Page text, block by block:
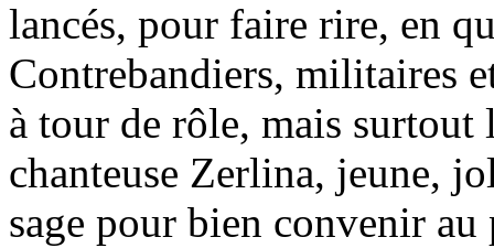
lancés, pour faire rire, en
Contrebandiers, militaires
à tour de rôle, mais surtout
chanteuse Zerlina, jeune,
sage pour bien convenir